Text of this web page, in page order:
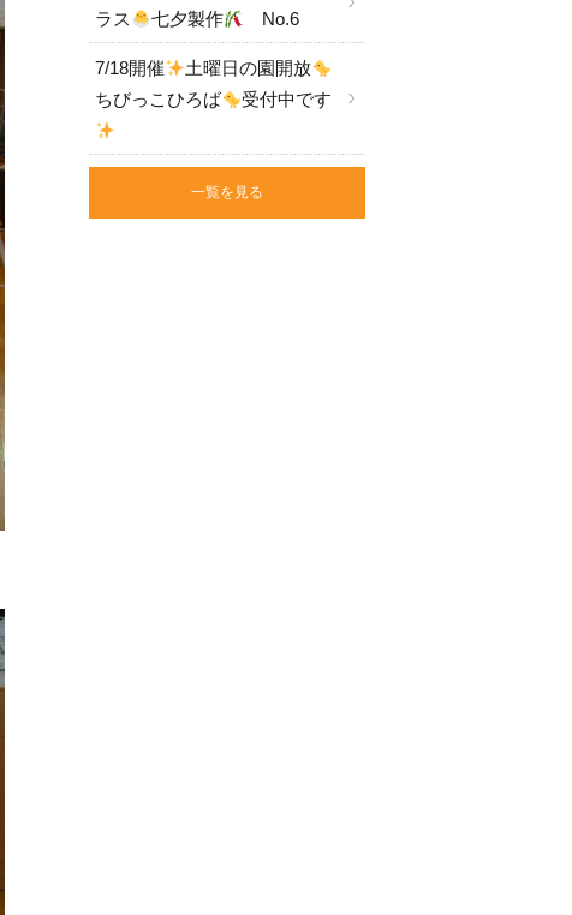
ラス
七夕製作 No.6
7/18開催
土曜日の園開放
ちびっこひろば
受付中です
一覧を見る